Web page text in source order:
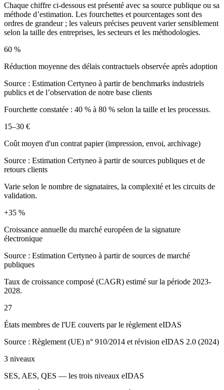
Chaque chiffre ci-dessous est présenté avec sa source publique ou sa
méthode d’estimation. Les fourchettes et pourcentages sont des
ordres de grandeur ; les valeurs précises peuvent varier sensiblement
selon la taille des entreprises, les secteurs et les méthodologies.
60 %
Réduction moyenne des délais contractuels observée après adoption
Source : Estimation Certyneo à partir de benchmarks industriels
publics et de l’observation de notre base clients
Fourchette constatée : 40 % à 80 % selon la taille et les processus.
15–30 €
Coût moyen d'un contrat papier (impression, envoi, archivage)
Source : Estimation Certyneo à partir de sources publiques et de
retours clients
Varie selon le nombre de signataires, la complexité et les circuits de
validation.
+35 %
Croissance annuelle du marché européen de la signature
électronique
Source : Estimation Certyneo à partir de sources de marché
publiques
Taux de croissance composé (CAGR) estimé sur la période 2023-
2028.
27
États membres de l'UE couverts par le règlement eIDAS
Source : Règlement (UE) n° 910/2014 et révision eIDAS 2.0 (2024)
3 niveaux
SES, AES, QES — les trois niveaux eIDAS